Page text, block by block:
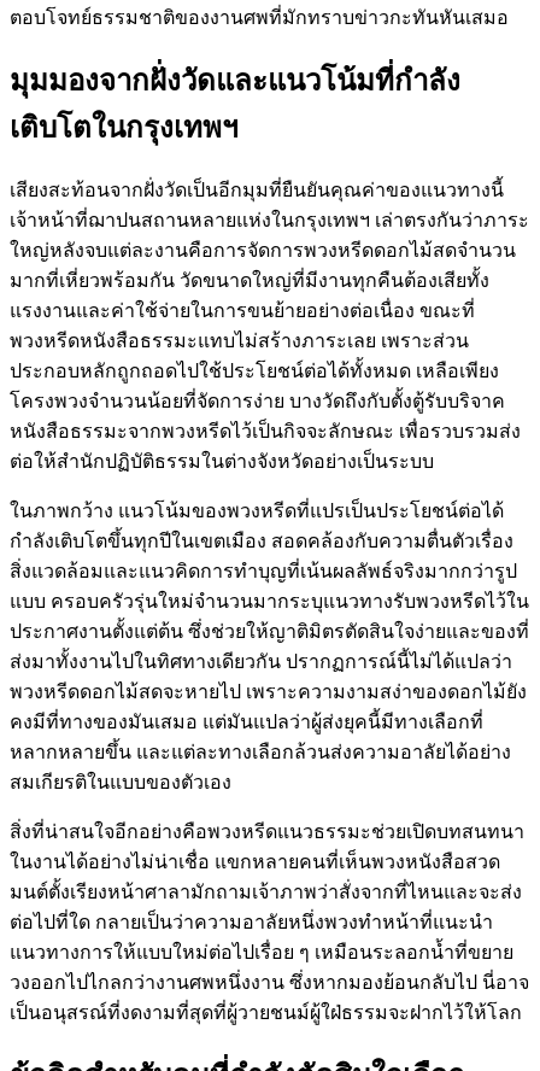
ตอบโจทย์ธรรมชาติของงานศพที่มักทราบข่าวกะทันหันเสมอ
มุมมองจากฝั่งวัดและแนวโน้มที่กำลัง
เติบโตในกรุงเทพฯ
เสียงสะท้อนจากฝั่งวัดเป็นอีกมุมที่ยืนยันคุณค่าของแนวทางนี้
เจ้าหน้าที่ฌาปนสถานหลายแห่งในกรุงเทพฯ เล่าตรงกันว่าภาระ
ใหญ่หลังจบแต่ละงานคือการจัดการพวงหรีดดอกไม้สดจำนวน
มากที่เหี่ยวพร้อมกัน วัดขนาดใหญ่ที่มีงานทุกคืนต้องเสียทั้ง
แรงงานและค่าใช้จ่ายในการขนย้ายอย่างต่อเนื่อง ขณะที่
พวงหรีดหนังสือธรรมะแทบไม่สร้างภาระเลย เพราะส่วน
ประกอบหลักถูกถอดไปใช้ประโยชน์ต่อได้ทั้งหมด เหลือเพียง
โครงพวงจำนวนน้อยที่จัดการง่าย บางวัดถึงกับตั้งตู้รับบริจาค
หนังสือธรรมะจากพวงหรีดไว้เป็นกิจจะลักษณะ เพื่อรวบรวมส่ง
ต่อให้สำนักปฏิบัติธรรมในต่างจังหวัดอย่างเป็นระบบ
ในภาพกว้าง แนวโน้มของพวงหรีดที่แปรเป็นประโยชน์ต่อได้
กำลังเติบโตขึ้นทุกปีในเขตเมือง สอดคล้องกับความตื่นตัวเรื่อง
สิ่งแวดล้อมและแนวคิดการทำบุญที่เน้นผลลัพธ์จริงมากกว่ารูป
แบบ ครอบครัวรุ่นใหม่จำนวนมากระบุแนวทางรับพวงหรีดไว้ใน
ประกาศงานตั้งแต่ต้น ซึ่งช่วยให้ญาติมิตรตัดสินใจง่ายและของที่
ส่งมาทั้งงานไปในทิศทางเดียวกัน ปรากฏการณ์นี้ไม่ได้แปลว่า
พวงหรีดดอกไม้สดจะหายไป เพราะความงามสง่าของดอกไม้ยัง
คงมีที่ทางของมันเสมอ แต่มันแปลว่าผู้ส่งยุคนี้มีทางเลือกที่
หลากหลายขึ้น และแต่ละทางเลือกล้วนส่งความอาลัยได้อย่าง
สมเกียรติในแบบของตัวเอง
สิ่งที่น่าสนใจอีกอย่างคือพวงหรีดแนวธรรมะช่วยเปิดบทสนทนา
ในงานได้อย่างไม่น่าเชื่อ แขกหลายคนที่เห็นพวงหนังสือสวด
มนต์ตั้งเรียงหน้าศาลามักถามเจ้าภาพว่าสั่งจากที่ไหนและจะส่ง
ต่อไปที่ใด กลายเป็นว่าความอาลัยหนึ่งพวงทำหน้าที่แนะนำ
แนวทางการให้แบบใหม่ต่อไปเรื่อย ๆ เหมือนระลอกน้ำที่ขยาย
วงออกไปไกลกว่างานศพหนึ่งงาน ซึ่งหากมองย้อนกลับไป นี่อาจ
เป็นอนุสรณ์ที่งดงามที่สุดที่ผู้วายชนม์ผู้ใฝ่ธรรมจะฝากไว้ให้โลก